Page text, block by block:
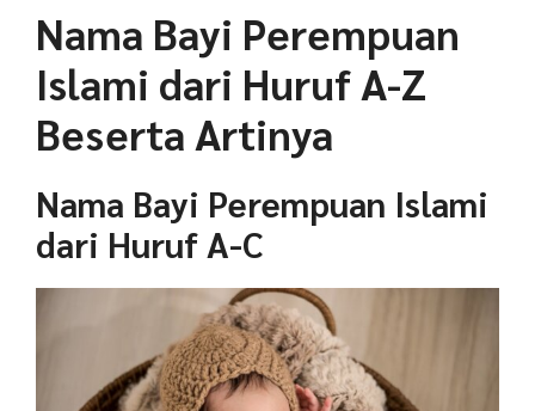
Nama Bayi Perempuan
Islami dari Huruf A-Z
Beserta Artinya
Nama Bayi Perempuan Islami
dari Huruf A-C